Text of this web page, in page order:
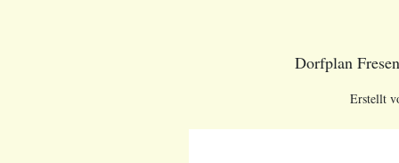
Dorfplan
Erstellt